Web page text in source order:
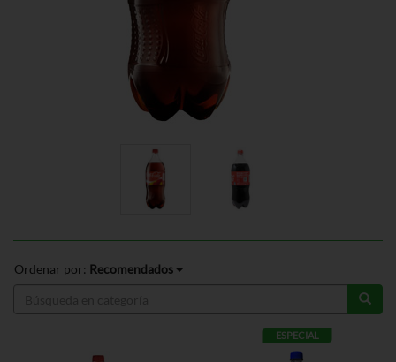
Ordenar por: Recomendados
ESPECIAL